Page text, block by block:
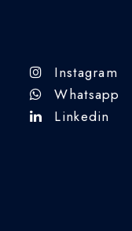
Instagram
Whatsapp
Linkedin